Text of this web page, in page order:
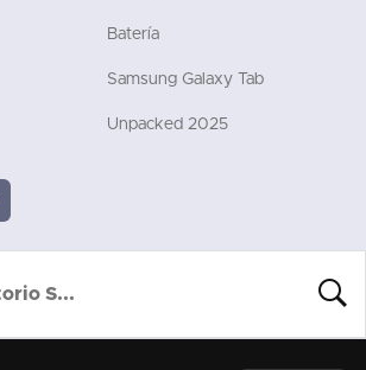
Batería
Samsung Galaxy Tab
Unpacked 2025